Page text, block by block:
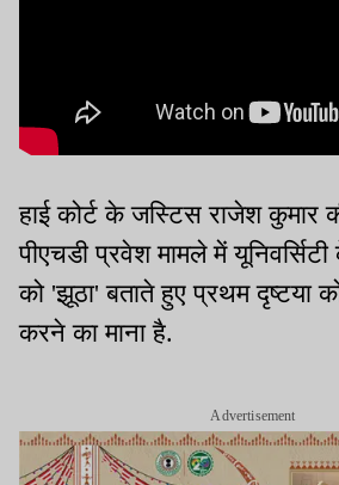
हाई कोर्ट के जस्टिस राजेश कुमार
पीएचडी प्रवेश मामले में
को 'झूठा' बताते हुए प्रथम दृष्टया
करने का माना है.
Advertisement